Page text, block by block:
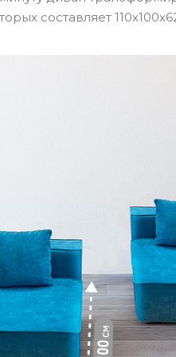
составляет